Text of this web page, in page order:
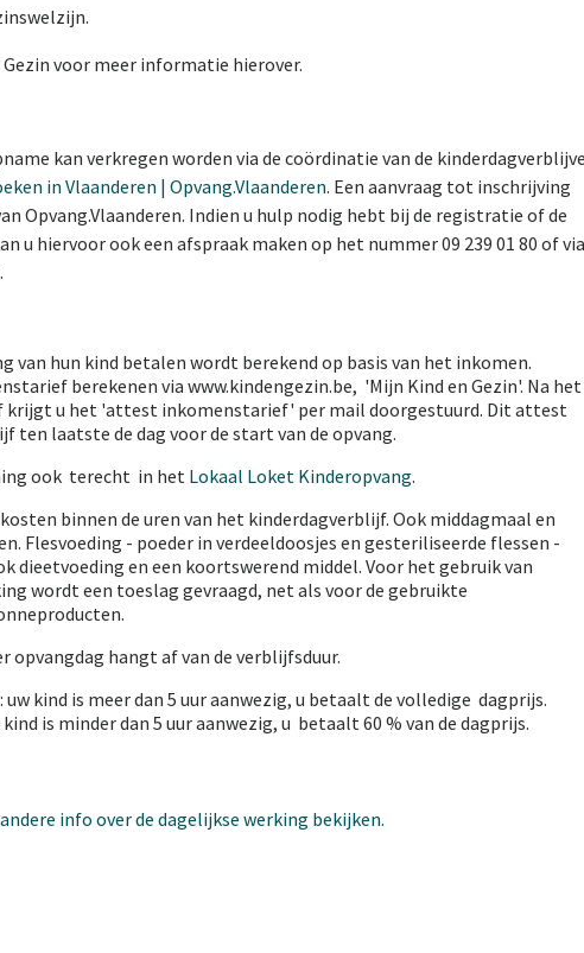
voor meer informatie hierover.
kan verkregen worden via de coördinatie van de
in Vlaanderen | Opvang.Vlaanderen. Een aanvraag tot inschrijving
Opvang.Vlaanderen. Indien u hulp nodig hebt bij de registratie of de
u hiervoor ook een afspraak maken op het nummer 09 239 01 80 of via
van hun kind betalen wordt berekend op basis van het inkomen.
berekenen via www.kindengezin.be, 'Mijn Kind en Gezin'. Na het
krijgt u het 'attest inkomenstarief' per mail doorgestuurd. Dit attest
ten laatste de dag voor de start van de opvang.
ook terecht in het Lokaal Loket Kinderopvang.
binnen de uren van het kinderdagverblijf. Ook middagmaal en
Flesvoeding - poeder in verdeeldoosjes en gesteriliseerde flessen -
dieetvoeding en een koortswerend middel. Voor het gebruik van
wordt een toeslag gevraagd, net als voor de gebruikte
hangt af van de verblijfsduur.
kind is meer dan 5 uur aanwezig, u betaalt de volledige dagprijs.
is minder dan 5 uur aanwezig, u betaalt 60 % van de dagprijs.
info over de dagelijkse werking bekijken.